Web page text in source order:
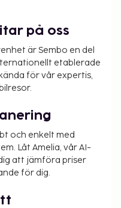
på oss
är Sembo en del
etablerade
för vår expertis,
och enkelt med
Låt Amelia, vår AI-
att jämföra priser
för dig.